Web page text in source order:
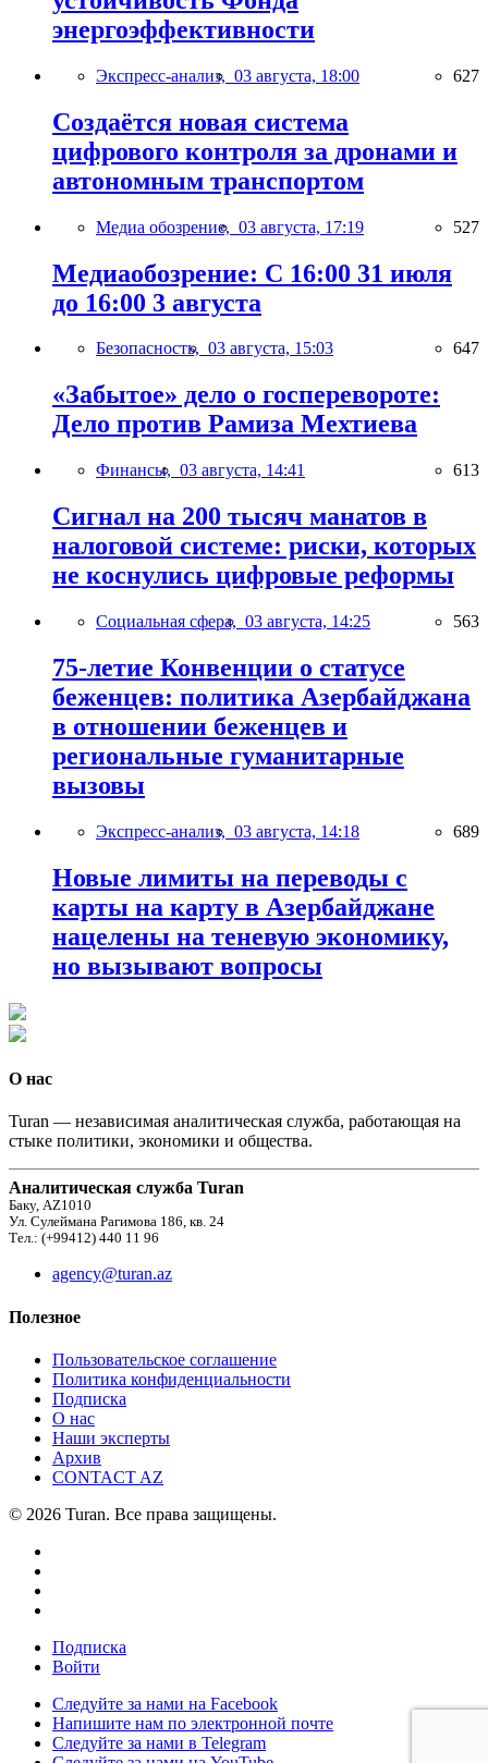
энергоэффективности
Экспресс-анализ, 03 августа, 18:00 627
Создаётся новая система
цифрового контроля за дронами и
автономным транспортом
Медиа обозрение, 03 августа, 17:19 527
Медиаобозрение: С 16:00 31 июля
до 16:00 3 августа
Безопасность, 03 августа, 15:03 647
«Забытое» дело о госперевороте:
Дело против Рамиза Мехтиева
Финансы, 03 августа, 14:41 613
Сигнал на 200 тысяч манатов в
налоговой системе: риски, которых
не коснулись цифровые реформы
Социальная сфера, 03 августа, 14:25 563
75-летие Конвенции о статусе
беженцев: политика Азербайджана
в отношении беженцев и
региональные гуманитарные
вызовы
Экспресс-анализ, 03 августа, 14:18 689
Новые лимиты на переводы с
карты на карту в Азербайджане
нацелены на теневую экономику,
но вызывают вопросы
О нас
Turan — независимая аналитическая служба, работающая на
стыке политики, экономики и общества.
Аналитическая служба Turan
Баку, AZ1010
Ул. Сулеймана Рагимова 186, кв. 24
Тел.: (+99412) 440 11 96
agency@turan.az
Полезное
Пользовательское соглашение
Политика конфиденциальности
Подписка
О нас
Наши эксперты
Архив
CONTACT AZ
© 2026 Turan. Все права защищены.
Подписка
Войти
Следуйте за нами на Facebook
Напишите нам по электронной почте
Следуйте за нами в Telegram